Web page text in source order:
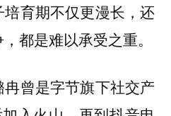
育期不仅更漫长，还
都是难以承受之重。
曾是字节旗下社交产